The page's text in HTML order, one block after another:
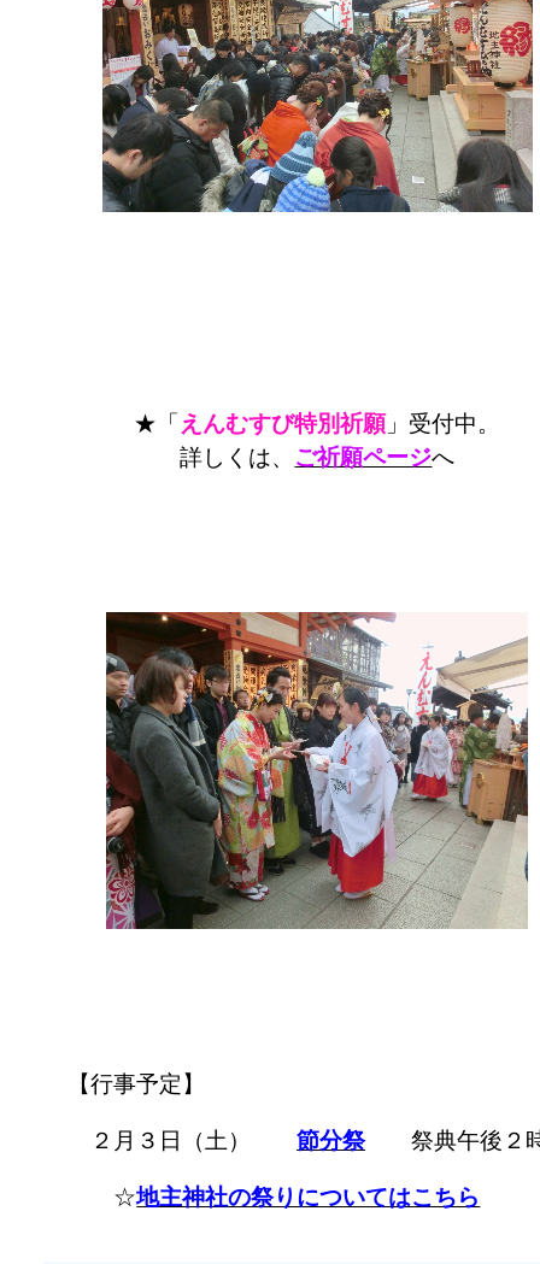
★「 えんむすび特別祈願」受付中。
詳しくは、 ご祈願ページへ
【行事予定】
２月３日（土）節分祭祭典午後２
☆地主神社の祭りについてはこちら